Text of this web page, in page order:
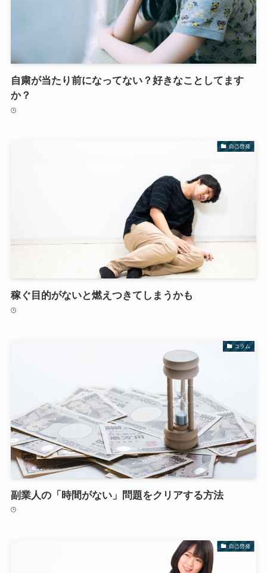
自粛が当たり前になってない？好きなことしてます
か？
自己啓発
稼ぐ目的がないと燃えつきてしまうかも
コラム
副業人の「時間がない」問題をクリアする方法
自己啓発